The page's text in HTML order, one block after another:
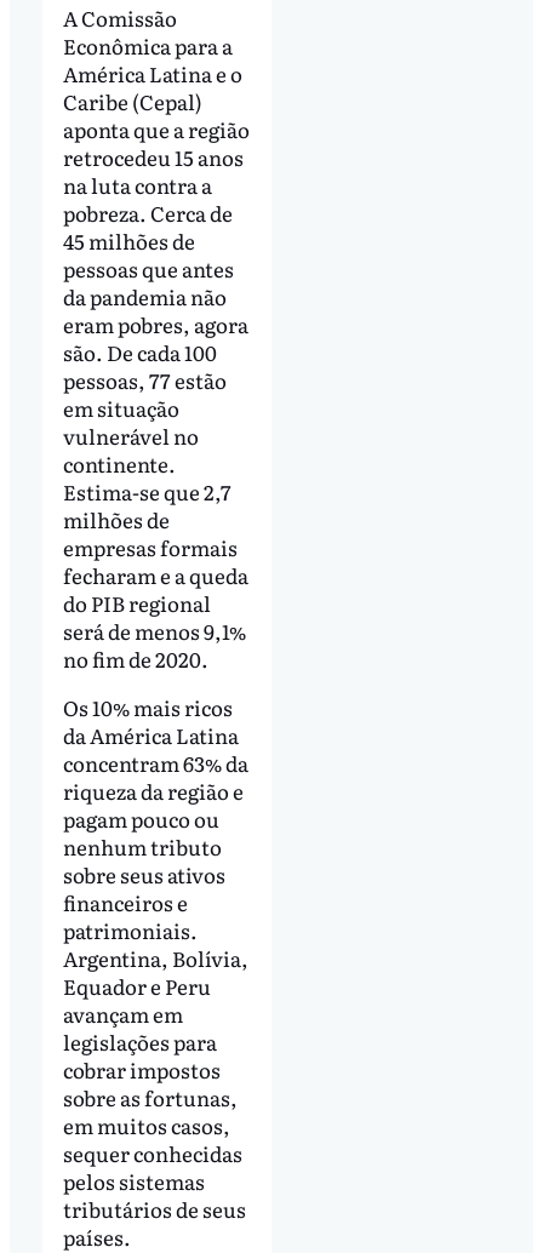
A Comissão
Econômica para a
América Latina e o
Caribe (Cepal)
aponta que a região
retrocedeu 15 anos
na luta contra a
pobreza. Cerca de
45 milhões de
pessoas que antes
da pandemia não
eram pobres, agora
são. De cada 100
pessoas, 77 estão
em situação
vulnerável no
continente.
Estima-se que 2,7
milhões de
empresas formais
fecharam e a queda
do PIB regional
será de menos 9,1%
no fim de 2020.
Os 10% mais ricos
da América Latina
concentram 63% da
riqueza da região e
pagam pouco ou
nenhum tributo
sobre seus ativos
financeiros e
patrimoniais.
Argentina, Bolívia,
Equador e Peru
avançam em
legislações para
cobrar impostos
sobre as fortunas,
em muitos casos,
sequer conhecidas
pelos sistemas
tributários de seus
países.